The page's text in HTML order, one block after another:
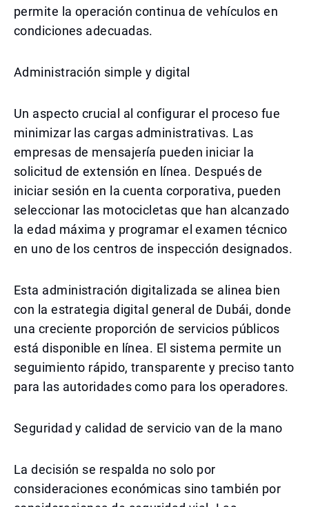
permite la operación continua de vehículos en
condiciones adecuadas.
Administración simple y digital
Un aspecto crucial al configurar el proceso fue
minimizar las cargas administrativas. Las
empresas de mensajería pueden iniciar la
solicitud de extensión en línea. Después de
iniciar sesión en la cuenta corporativa, pueden
seleccionar las motocicletas que han alcanzado
la edad máxima y programar el examen técnico
en uno de los centros de inspección designados.
Esta administración digitalizada se alinea bien
con la estrategia digital general de Dubái, donde
una creciente proporción de servicios públicos
está disponible en línea. El sistema permite un
seguimiento rápido, transparente y preciso tanto
para las autoridades como para los operadores.
Seguridad y calidad de servicio van de la mano
La decisión se respalda no solo por
consideraciones económicas sino también por